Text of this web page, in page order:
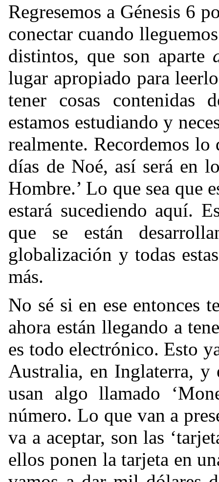
Regresemos a Génesis 6
conectar cuando
distintos, que son aparte
lugar apropiado para
tener cosas
estamos estudiando y
realmente. Recordemos
días de Noé, así será en
Hombre.’ Lo que sea que
estará sucediendo aquí.
que se están
globalización y todas
más.
No sé si en ese entonces
ahora están llegando a
es todo electrónico. Esto
Australia, en Inglaterra, y
usan algo llamado
número. Lo que van a
va a aceptar, son las
ellos ponen la tarjeta en